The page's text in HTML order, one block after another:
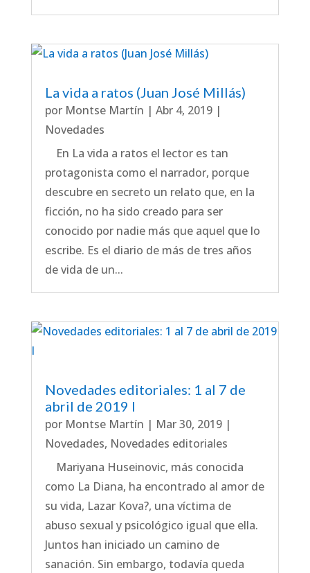
La vida a ratos (Juan José Millás)
por Montse Martín | Abr 4, 2019|
Novedades
En La vida a ratos el lector es tan
protagonista como el narrador, porque
descubre en secreto un relato que, en la
ficción, no ha sido creado para ser
conocido por nadie más que aquel que lo
escribe. Es el diario de más de tres años
de vida de un...
Novedades editoriales: 1 al 7 de
abril de 2019 I
por Montse Martín | Mar 30, 2019|
Novedades, Novedades editoriales
Mariyana Huseinovic, más conocida
como La Diana, ha encontrado al amor de
su vida, Lazar Kova?, una víctima de
abuso sexual y psicológico igual que ella.
Juntos han iniciado un camino de
sanación. Sin embargo, todavía queda